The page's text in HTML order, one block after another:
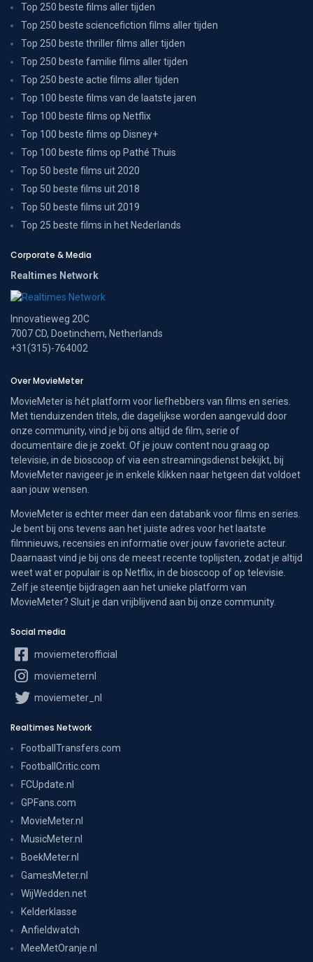
Top 250 beste films aller tijden
Top 250 beste sciencefiction films aller tijden
Top 250 beste thriller films aller tijden
Top 250 beste familie films aller tijden
Top 250 beste actie films aller tijden
Top 100 beste films van de laatste jaren
Top 100 beste films op Netflix
Top 100 beste films op Disney+
Top 100 beste films op Pathé Thuis
Top 50 beste films uit 2020
Top 50 beste films uit 2018
Top 50 beste films uit 2019
Top 25 beste films in het Nederlands
Corporate & Media
Realtimes Network
Innovatieweg 20C
7007 CD, Doetinchem, Netherlands
+31(315)-764002
Over MovieMeter
MovieMeter is hét platform voor liefhebbers van films en series.
Met tienduizenden titels, die dagelijkse worden aangevuld door
onze community, vind je bij ons altijd de film, serie of
documentaire die je zoekt. Of je jouw content nou graag op
televisie, in de bioscoop of via een streamingsdienst bekijkt, bij
MovieMeter navigeer je in enkele klikken naar hetgeen dat voldoet
aan jouw wensen.
MovieMeter is echter meer dan een databank voor films en series.
Je bent bij ons tevens aan het juiste adres voor het laatste
filmnieuws, recensies en informatie over jouw favoriete acteur.
Daarnaast vind je bij ons de meest recente toplijsten, zodat je altijd
weet wat er populair is op Netflix, in de bioscoop of op televisie.
Zelf je steentje bijdragen aan het unieke platform van
MovieMeter? Sluit je dan vrijblijvend aan bij onze community.
Social media
moviemeterofficial
moviemeternl
moviemeter_nl
Realtimes Network
FootballTransfers.com
FootballCritic.com
FCUpdate.nl
GPFans.com
MovieMeter.nl
MusicMeter.nl
BoekMeter.nl
GamesMeter.nl
WijWedden.net
Kelderklasse
Anfieldwatch
MeeMetOranje.nl